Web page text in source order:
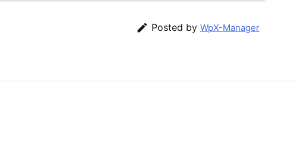
 Posted by WpX-Manager